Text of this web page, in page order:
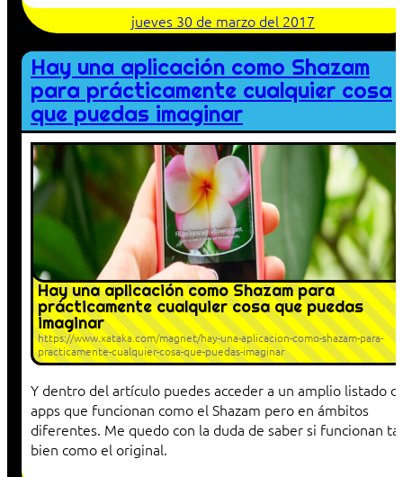
jueves 30 de marzo del 2017
Hay una aplicación como Shazam
para prácticamente cualquier cosa
que puedas imaginar
Hay una aplicación como Shazam para
prácticamente cualquier cosa que puedas
imaginar
https://www.xataka.com/magnet/hay-una-aplicacion-como-shazam-para-
practicamente-cualquier-cosa-que-puedas-imaginar
Y dentro del artículo puedes acceder a un amplio listado
apps que funcionan como el Shazam pero en ámbitos
diferentes. Me quedo con la duda de saber si funcionan
bien como el original.